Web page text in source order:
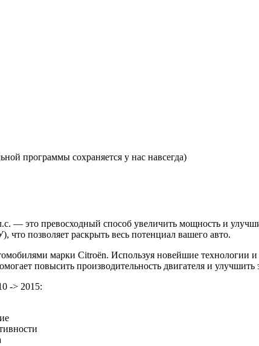
программы сохраняется у нас навсегда)
— это превосходный способ увеличить мощность и
позволяет раскрыть весь потенциал вашего авто.
марки Citroën. Используя новейшие технологии
повысить производительность двигателя и улучшить
-> 2015: